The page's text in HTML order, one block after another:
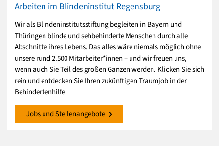
Arbeiten im Blindeninstitut Regensburg
Wir als Blindeninstitutsstiftung begleiten in Bayern und
Thüringen blinde und sehbehinderte Menschen durch alle
Abschnitte ihres Lebens. Das alles wäre niemals möglich ohne
unsere rund 2.500 Mitarbeiter*innen – und wir freuen uns,
wenn auch Sie Teil des großen Ganzen werden. Klicken Sie sich
rein und entdecken Sie Ihren zukünftigen Traumjob in der
Behindertenhilfe!
Jobs und Stellenangebote